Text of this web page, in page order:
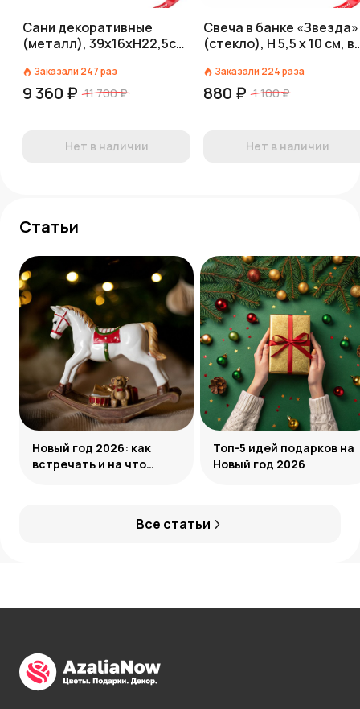
Сани декоративные
(металл), 39х16хH22,5см,
Заказали 247раз
9 360 ₽ 11 700 ₽
Нет в наличии
Свеча в банке «Звезда»
(стекло), H 5,5 x 10 см, в
Заказали 224раза
880 ₽ 1 100 ₽
Нет в наличии
Статьи
Все статьи
Новый год 2026: как
встречать и на что
Топ-5 идей подарков на
Новый год 2026